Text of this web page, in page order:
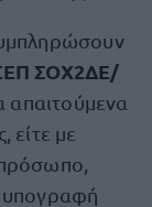
ΣΟΧ2ΔΕ/
απαιτούμενα
είτε με
υπογραφή